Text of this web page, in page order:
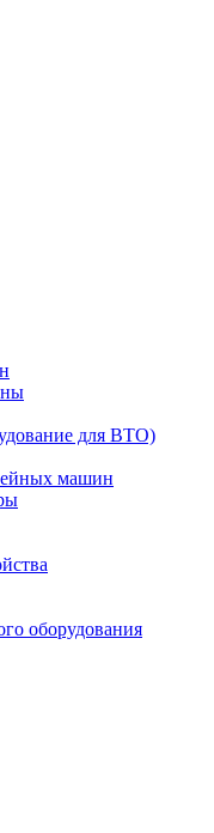
для ВТО)
машин
оборудования